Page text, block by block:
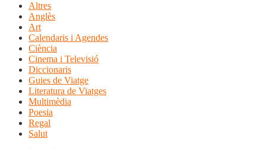
Altres
Anglès
Art
Calendaris i Agendes
Ciència
Cinema i Televisió
Diccionaris
Guies de Viatge
Literatura de Viatges
Multimèdia
Poesia
Regal
Salut